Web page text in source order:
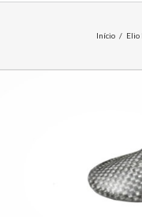
Início / Elio